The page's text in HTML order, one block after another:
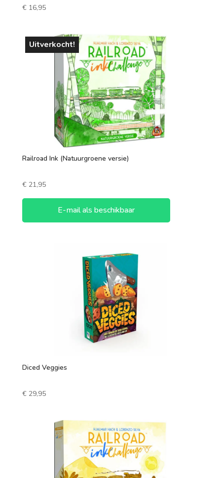
€16,95
Uitverkocht!
Railroad Ink (Natuurgroene versie)
€21,95
E-mail als beschikbaar
Diced Veggies
€29,95